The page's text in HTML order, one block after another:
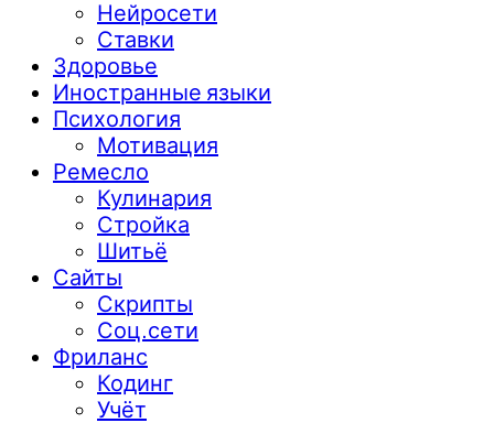
Нейросети
Ставки
Здоровье
Иностранные языки
Психология
Мотивация
Ремесло
Кулинария
Стройка
Шитьё
Сайты
Скрипты
Соц.сети
Фриланс
Кодинг
Учёт